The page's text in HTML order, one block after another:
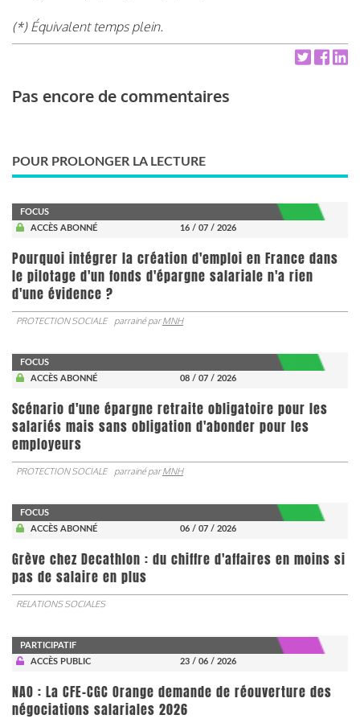
(*) Équivalent temps plein.
Pas encore de commentaires
POUR PROLONGER LA LECTURE
FOCUS
ACCÈS ABONNÉ
16 / 07 / 2026
Pourquoi intégrer la création d'emploi en France dans
le pilotage d'un fonds d'épargne salariale n'a rien
d'une évidence ?
PROTECTION SOCIALE parrainé parMNH
FOCUS
ACCÈS ABONNÉ
08 / 07 / 2026
Scénario d'une épargne retraite obligatoire pour les
salariés mais sans obligation d'abonder pour les
employeurs
PROTECTION SOCIALE parrainé parMNH
FOCUS
ACCÈS ABONNÉ
06 / 07 / 2026
Grève chez Decathlon : du chiffre d'affaires en moins si
pas de salaire en plus
RELATIONS SOCIALES
PARTICIPATIF
ACCÈS PUBLIC
23 / 06 / 2026
NAO : La CFE-CGC Orange demande de réouverture des
négociations salariales 2026